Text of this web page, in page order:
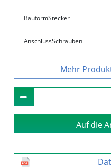
BauformStecker
AnschlussSchrauben
Auf die